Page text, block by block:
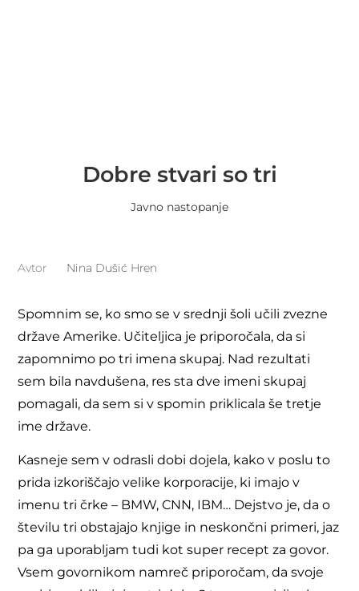
Dobre stvari so tri
Javno nastopanje
Avtor Nina Dušić Hren
Spomnim se, ko smo se v srednji šoli učili zvezne
države Amerike. Učiteljica je priporočala, da si
zapomnimo po tri imena skupaj. Nad rezultati
sem bila navdušena, res sta dve imeni skupaj
pomagali, da sem si v spomin priklicala še tretje
ime države.
Kasneje sem v odrasli dobi dojela, kako v poslu to
prida izkoriščajo velike korporacije, ki imajo v
imenu tri črke – BMW, CNN, IBM… Dejstvo je, da o
številu tri obstajajo knjige in neskončni primeri, jaz
pa ga uporabljam tudi kot super recept za govor.
Vsem govornikom namreč priporočam, da svoje